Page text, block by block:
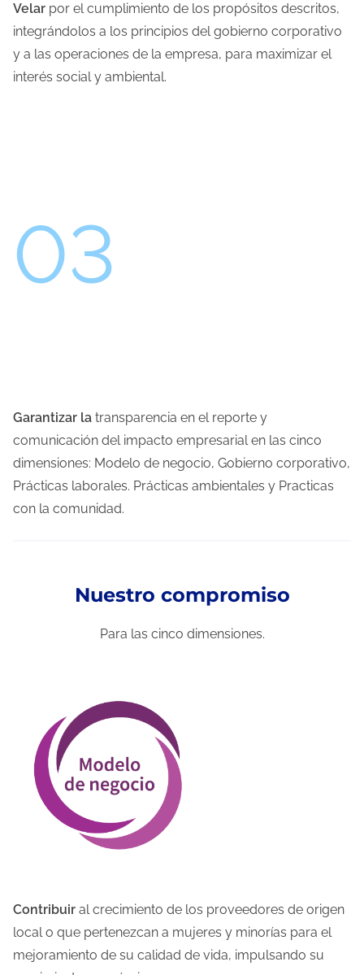
Velar por el cumplimiento de los propósitos descritos,
integrándolos a los principios del gobierno corporativo
y a las operaciones de la empresa, para maximizar el
interés social y ambiental.
03
Garantizar la transparencia en el reporte y
comunicación del impacto empresarial en las cinco
dimensiones: Modelo de negocio, Gobierno corporativo,
Prácticas laborales. Prácticas ambientales y Practicas
con la comunidad.
Nuestro compromiso
Para las cinco dimensiones.
Contribuir al crecimiento de los proveedores de origen
local o que pertenezcan a mujeres y minorías para el
mejoramiento de su calidad de vida, impulsando su